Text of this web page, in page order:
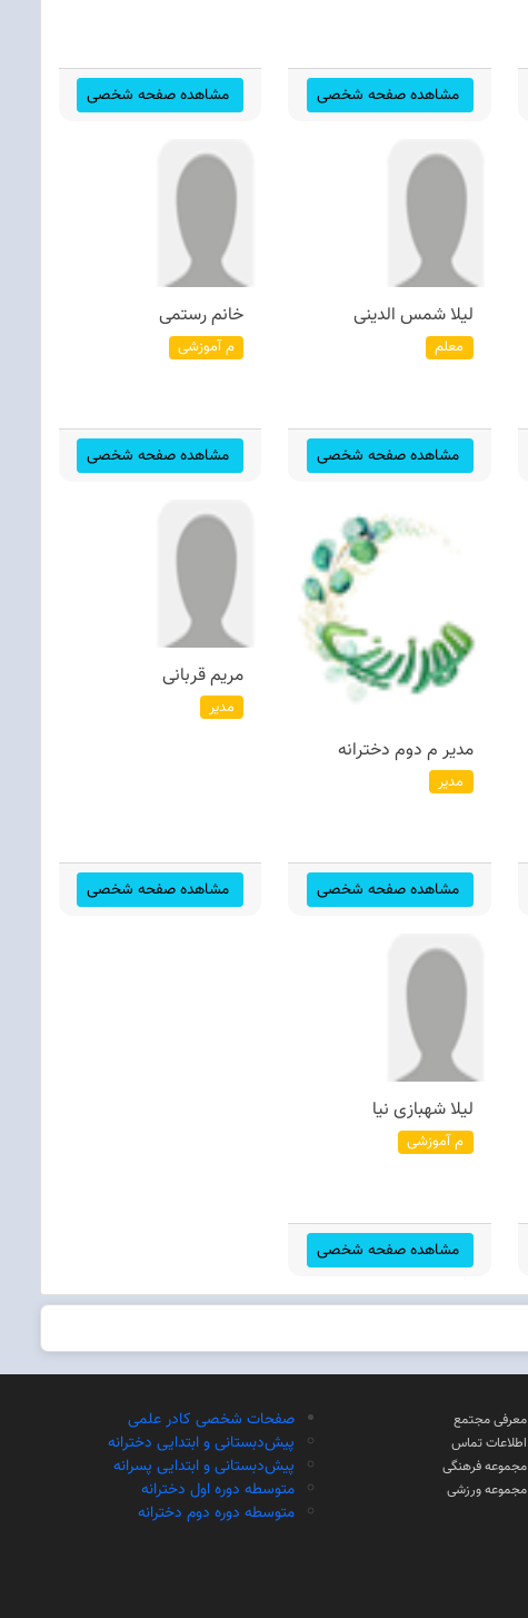
مشاهده صفحه شخصی مشاهده صفحه شخصی
لیلا شمس الدینی
معلم
مشاهده صفحه شخصی
خانم رستمی
م آموزشی
مشاهده صفحه شخصی
مدیر م دوم دخترانه
مدیر
مشاهده صفحه شخصی
مریم قربانی
مدیر
مشاهده صفحه شخصی
لیلا شهبازی نیا
م آموزشی
مشاهده صفحه شخصی
معرفی مجتمع
اطلاعات تماس
مجموعه فرهنگی
مجموعه ورزشی
صفحات شخصی کادر علمی
پیش‌دبستانی و ابتدایی دخترانه
پیش‌دبستانی و ابتدایی پسرانه
متوسطه دوره اول دخترانه
متوسطه دوره دوم دخترانه